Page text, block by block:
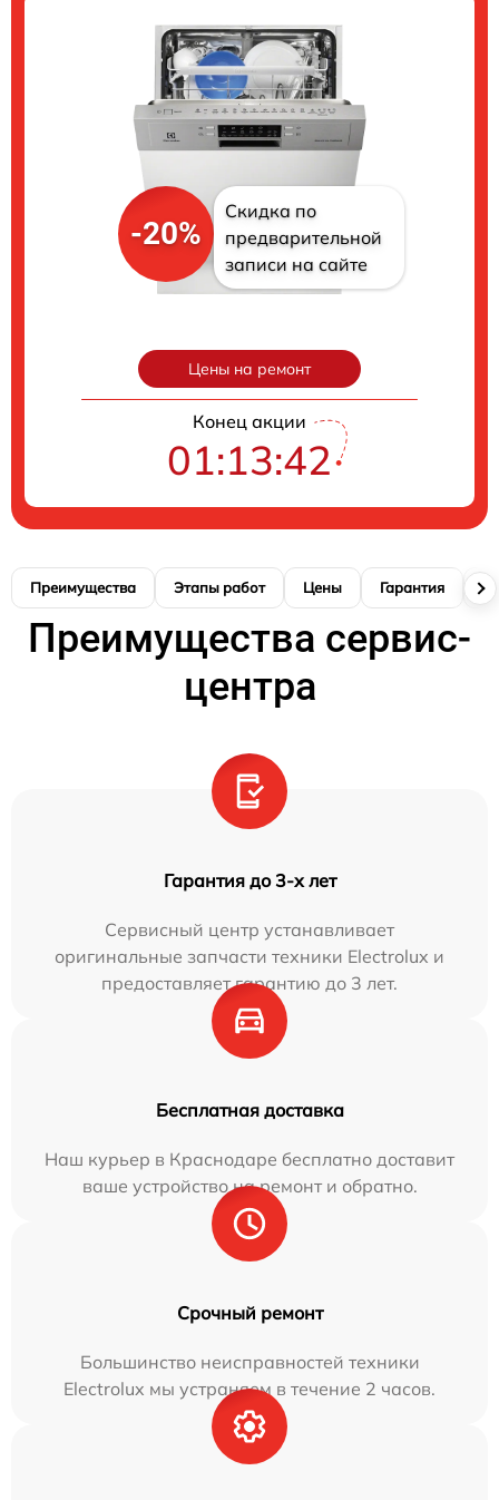
-20%
Скидка по
предварительной
записи на сайте
Цены на ремонт
Конец акции
01:13:41
Преимущества Этапы работ Цены Гарантия
Преимущества сервис-
центра
Гарантия до 3-х лет
Сервисный центр устанавливает
оригинальные запчасти техники Electrolux и
предоставляет гарантию до 3 лет.
Бесплатная доставка
Наш курьер в Краснодаре бесплатно доставит
ваше устройство на ремонт и обратно.
Срочный ремонт
Большинство неисправностей техники
Electrolux мы устраняем в течение 2 часов.